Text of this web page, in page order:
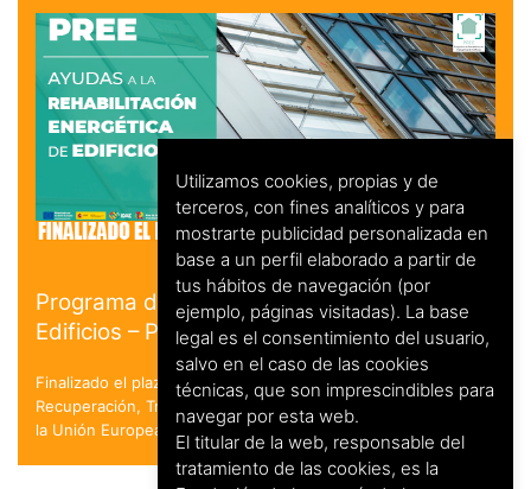
Programa de Rehabilitación Energética de
Edificios – PREE
Finalizado el plazo de solicitud. en el marco del Plan de
Recuperación, Transformación y Resiliencia - Financiado por
la Unión Europea - NextGenerationEU
Utilizamos cookies, propias y de
terceros, con fines analíticos y para
mostrarte publicidad personalizada en
base a un perfil elaborado a partir de
tus hábitos de navegación (por
ejemplo, páginas visitadas). La base
legal es el consentimiento del usuario,
salvo en el caso de las cookies
técnicas, que son imprescindibles para
navegar por esta web.
El titular de la web, responsable del
tratamiento de las cookies, es la